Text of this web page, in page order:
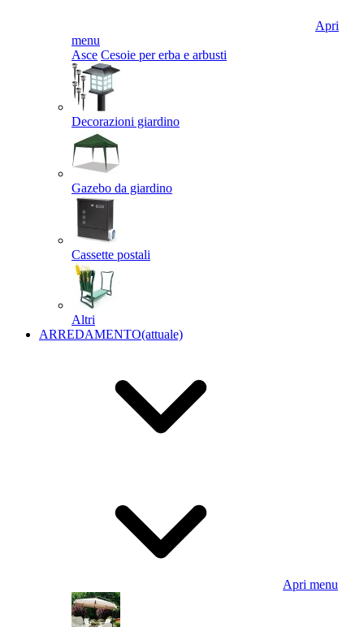
Apri
menu
Asce Cesoie per erba e arbusti
Decorazioni giardino
Gazebo da giardino
Cassette postali
Altri
ARREDAMENTO(attuale)
Apri menu